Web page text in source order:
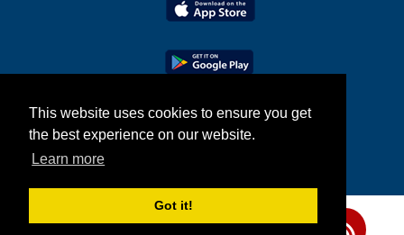
This website uses cookies to ensure you get
the best experience on our website.
Learn more
Got it!
Teilen Sie uns Ihre Meinung